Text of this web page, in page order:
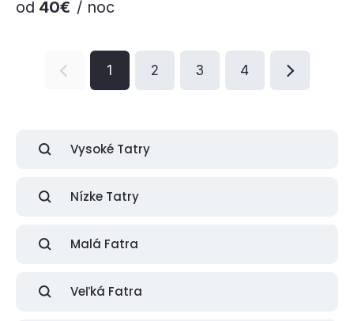
od 40€ / noc
1 2 3 4
Vysoké Tatry
Nízke Tatry
Malá Fatra
Veľká Fatra